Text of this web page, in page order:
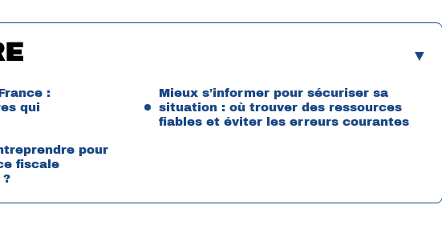
:
qui
pour
fiscale
?
Mieux s’informer pour sécuriser sa
situation : où trouver des ressources
fiables et éviter les erreurs courantes